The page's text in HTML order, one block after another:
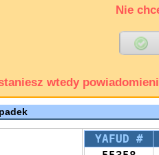
Nie
wtedy
YAFUD #